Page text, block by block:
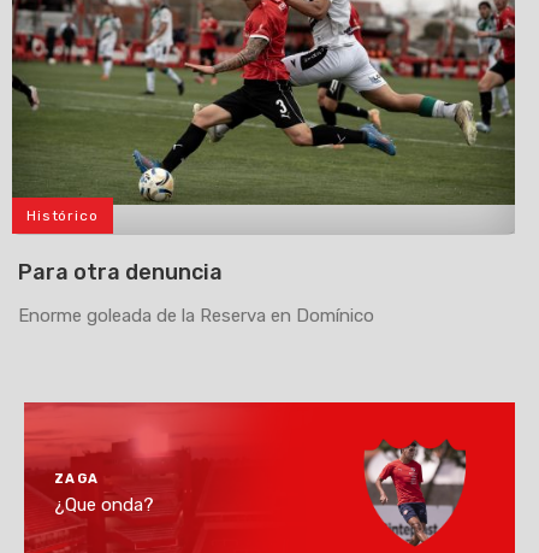
Histórico
Para otra denuncia
Enorme goleada de la Reserva en Domínico
ZAGA
¿Que onda?